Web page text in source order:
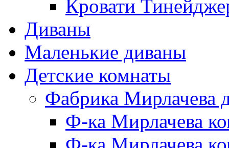
Кровати
Диваны
Маленькие диваны
Детские комнаты
Фабрика Мирлачева
Ф-ка Мирлачева